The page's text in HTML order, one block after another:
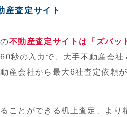
産査定サイト
不動産査定サイトは「ズバッ
秒の入力で、大手不動産会社
産会社から最大6社査定依頼
ことができる机上査定、より